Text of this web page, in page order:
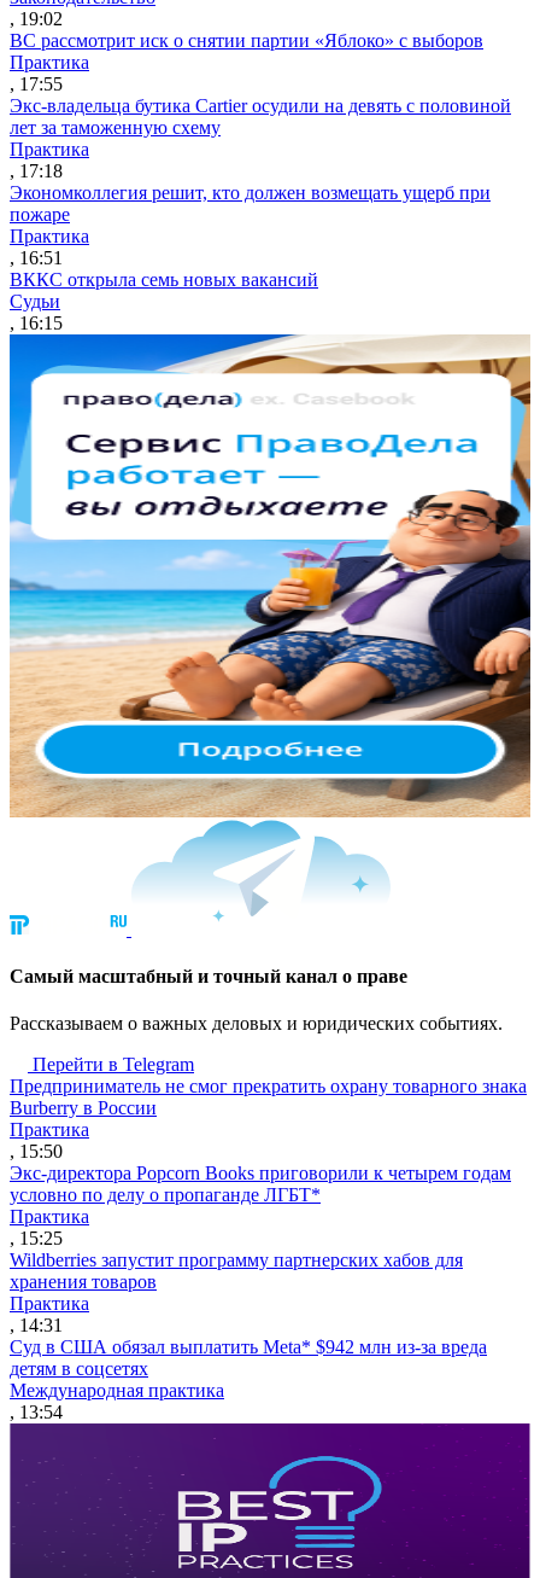
, 19:02
ВС рассмотрит иск о снятии партии «Яблоко» с выборов
Практика
, 17:55
Экс-владельца бутика Cartier осудили на девять с половиной
лет за таможенную схему
Практика
, 17:18
Экономколлегия решит, кто должен возмещать ущерб при
пожаре
Практика
, 16:51
ВККС открыла семь новых вакансий
Судьи
, 16:15
Cамый масштабный и точный канал о праве
Рассказываем о важных деловых и юридических событиях.
Перейти в Telegram
Предприниматель не смог прекратить охрану товарного знака
Burberry в России
Практика
, 15:50
Экс-директора Popcorn Books приговорили к четырем годам
условно по делу о пропаганде ЛГБТ*
Практика
, 15:25
Wildberries запустит программу партнерских хабов для
хранения товаров
Практика
, 14:31
Суд в США обязал выплатить Meta* $942 млн из-за вреда
детям в соцсетях
Международная практика
, 13:54